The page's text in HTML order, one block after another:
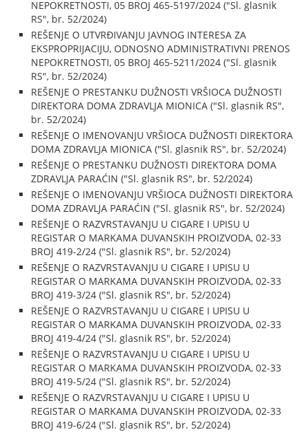
NEPOKRETNOSTI, 05 BROJ 465-5197/2024 ("Sl. glasnik
RS", br. 52/2024)
REŠENJE O UTVRĐIVANJU JAVNOG INTERESA ZA
EKSPROPRIJACIJU, ODNOSNO ADMINISTRATIVNI PRENOS
NEPOKRETNOSTI, 05 BROJ 465-5211/2024 ("Sl. glasnik
RS", br. 52/2024)
REŠENJE O PRESTANKU DUŽNOSTI VRŠIOCA DUŽNOSTI
DIREKTORA DOMA ZDRAVLJA MIONICA ("Sl. glasnik RS",
br. 52/2024)
REŠENJE O IMENOVANJU VRŠIOCA DUŽNOSTI DIREKTORA
DOMA ZDRAVLJA MIONICA ("Sl. glasnik RS", br. 52/2024)
REŠENJE O PRESTANKU DUŽNOSTI DIREKTORA DOMA
ZDRAVLJA PARAĆIN ("Sl. glasnik RS", br. 52/2024)
REŠENJE O IMENOVANJU VRŠIOCA DUŽNOSTI DIREKTORA
DOMA ZDRAVLJA PARAĆIN ("Sl. glasnik RS", br. 52/2024)
REŠENJE O RAZVRSTAVANJU U CIGARE I UPISU U
REGISTAR O MARKAMA DUVANSKIH PROIZVODA, 02-33
BROJ 419-2/24 ("Sl. glasnik RS", br. 52/2024)
REŠENJE O RAZVRSTAVANJU U CIGARE I UPISU U
REGISTAR O MARKAMA DUVANSKIH PROIZVODA, 02-33
BROJ 419-3/24 ("Sl. glasnik RS", br. 52/2024)
REŠENJE O RAZVRSTAVANJU U CIGARE I UPISU U
REGISTAR O MARKAMA DUVANSKIH PROIZVODA, 02-33
BROJ 419-4/24 ("Sl. glasnik RS", br. 52/2024)
REŠENJE O RAZVRSTAVANJU U CIGARE I UPISU U
REGISTAR O MARKAMA DUVANSKIH PROIZVODA, 02-33
BROJ 419-5/24 ("Sl. glasnik RS", br. 52/2024)
REŠENJE O RAZVRSTAVANJU U CIGARE I UPISU U
REGISTAR O MARKAMA DUVANSKIH PROIZVODA, 02-33
BROJ 419-6/24 ("Sl. glasnik RS", br. 52/2024)